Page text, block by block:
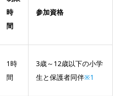
時
間
参加資格
1時
間
3歳～12歳以下の小学
生と保護者同伴※1